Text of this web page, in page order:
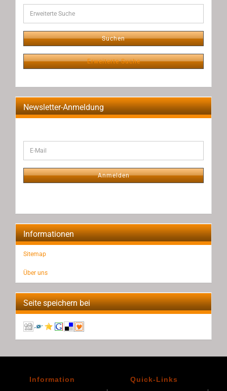
Suche
Suchen
Erweiterte Suche
Newsletter-Anmeldung
ZUR
NEWSLETTER-
ANMELDUNG
E-
Mail
Anmelden
Informationen
Sitemap
Über uns
Seite speichern bei
Information Quick-Links